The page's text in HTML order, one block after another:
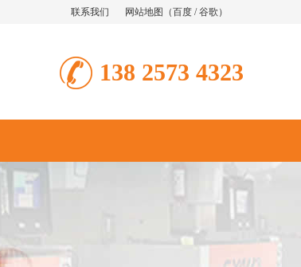
联系我们 网站地图 （百度 /谷歌 ）
138 2573 4323